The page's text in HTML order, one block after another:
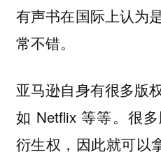
有声书在国际上认为
常不错。
亚马逊自身有很多版
如 Netflix 等等。很
衍生权，因此就可以